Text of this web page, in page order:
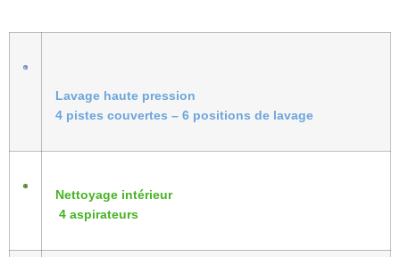
Lavage haute pression
4 pistes couvertes – 6 positions de lavage
Nettoyage intérieur
4 aspirateurs